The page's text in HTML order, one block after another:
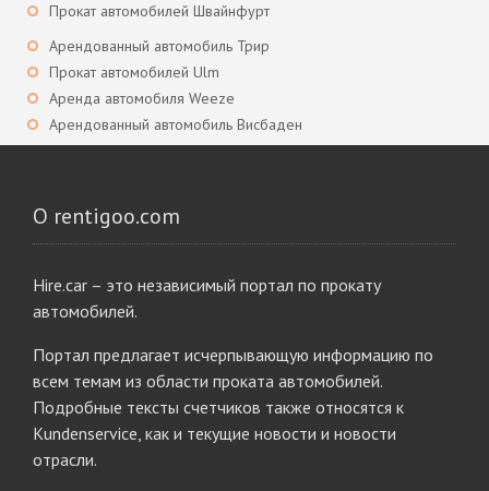
Прокат автомобилей Швайнфурт
Арендованный автомобиль Трир
Прокат автомобилей Ulm
Аренда автомобиля Weeze
Арендованный автомобиль Висбаден
О rentigoo.com
Hire.car – это независимый портал по прокату
автомобилей.
Портал предлагает исчерпывающую информацию по
всем темам из области проката автомобилей.
Подробные тексты счетчиков также относятся к
Kundenservice, как и текущие новости и новости
отрасли.